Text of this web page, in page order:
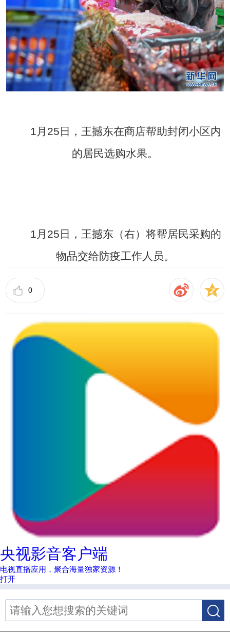
1月25日，王撼东在商店帮助封闭小区内
的居民选购水果。
1月25日，王撼东（右）将帮居民采购的
物品交给防疫工作人员。
0
央视影音客户端
电视直播应用，聚合海量独家资源！
打开